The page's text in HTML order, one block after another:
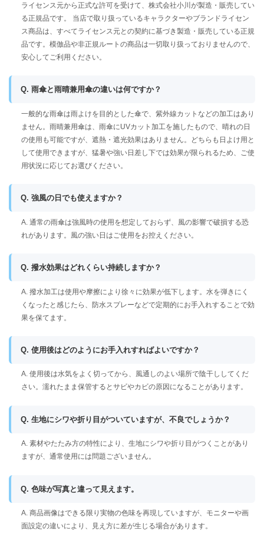
ライセンス元から正式な許可を受けて、株式会社小川が製造・販売してい
る正規品です。 当店で取り扱っているキャラクターやブランドライセン
ス商品は、すべてライセンス元との契約に基づき製造・販売している正規
品です。模倣品や非正規ルートの商品は一切取り扱っておりませんので、
安心してご利用ください。
Q. 雨傘と雨晴兼用傘の違いは何ですか？
一般的な雨傘は雨よけを目的とした傘で、紫外線カットなどの加工はあり
ません。雨晴兼用傘は、雨傘にUVカット加工を施したもので、晴れの日
の使用も可能ですが、遮熱・遮光効果はありません。どちらも日よけ用と
して使用できますが、猛暑や強い日差し下では効果が限られるため、ご使
用状況に応じてお選びください。
Q. 強風の日でも使えますか？
A. 通常の雨傘は強風時の使用を想定しておらず、風の影響で破損する恐
れがあります。風の強い日はご使用をお控えください。
Q. 撥水効果はどれくらい持続しますか？
A. 撥水加工は使用や摩擦により徐々に効果が低下します。水を弾きにく
くなったと感じたら、防水スプレーなどで定期的にお手入れすることで効
果を保てます。
Q. 使用後はどのようにお手入れすればよいですか？
A. 使用後は水気をよく切ってから、風通しのよい場所で陰干ししてくだ
さい。濡れたまま保管するとサビやカビの原因になることがあります。
Q. 生地にシワや折り目がついていますが、不良でしょうか？
A. 素材やたたみ方の特性により、生地にシワや折り目がつくことがあり
ますが、通常使用には問題ございません。
Q. 色味が写真と違って見えます。
A. 商品画像はできる限り実物の色味を再現していますが、モニターや画
面設定の違いにより、見え方に差が生じる場合があります。